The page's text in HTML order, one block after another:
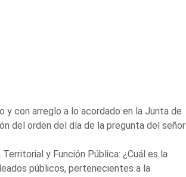
con arreglo a lo acordado en la Junta de
del orden del día de la pregunta del señor
y Función Pública: ¿Cuál es la
públicos, pertenecientes a la